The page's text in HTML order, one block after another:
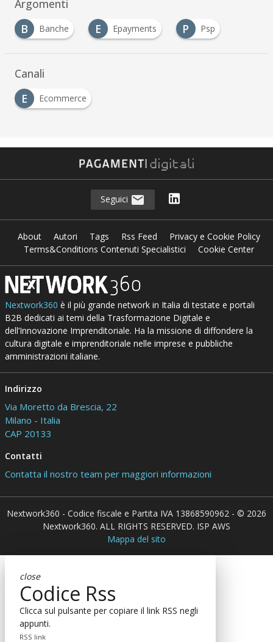
Argomenti
B
Banche E Epayments P Psp
Canali
E
Ecommerce
Seguici
About Autori Tags Rss Feed
Privacy e Cookie Policy
Terms&Conditions Contenuti Specialistici
Cookie Center
Nextwork360 è il più grande network in Italia di testate e portali
B2B dedicati ai temi della Trasformazione Digitale e
dell’Innovazione Imprenditoriale. Ha la missione di diffondere la
cultura digitale e imprenditoriale nelle imprese e pubbliche
amministrazioni italiane.
Indirizzo
Via Moretto da Brescia, 22
Milano - Italia
CAP 20133
Contatti
Contatta il nostro team per maggiori informazioni
Nextwork360 - Codice fiscale e Partita IVA 13868590962 - © 2026
Nextwork360. ALL RIGHTS RESERVED. ISP AWS
Mappa del sito
close
Codice Rss
Clicca sul pulsante per copiare il link RSS negli
appunti.
RSS link